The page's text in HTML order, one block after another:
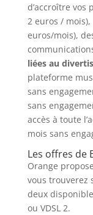
d’accroître vos
2 euros / mois),
euros/mois),
liées au
plateforme
sans
sans
accès à toute
mois sans
Les offres de
Orange
vous trouverez
deux
ou VDSL 2.